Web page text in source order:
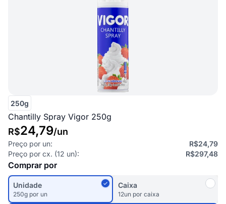
250g
Chantilly Spray Vigor 250g
R$24,79/un
Preço por un:
R$24,79
Preço por cx. (12 un): R$297,48
Comprar por
Unidade
250g por un
Caixa
12un por caixa